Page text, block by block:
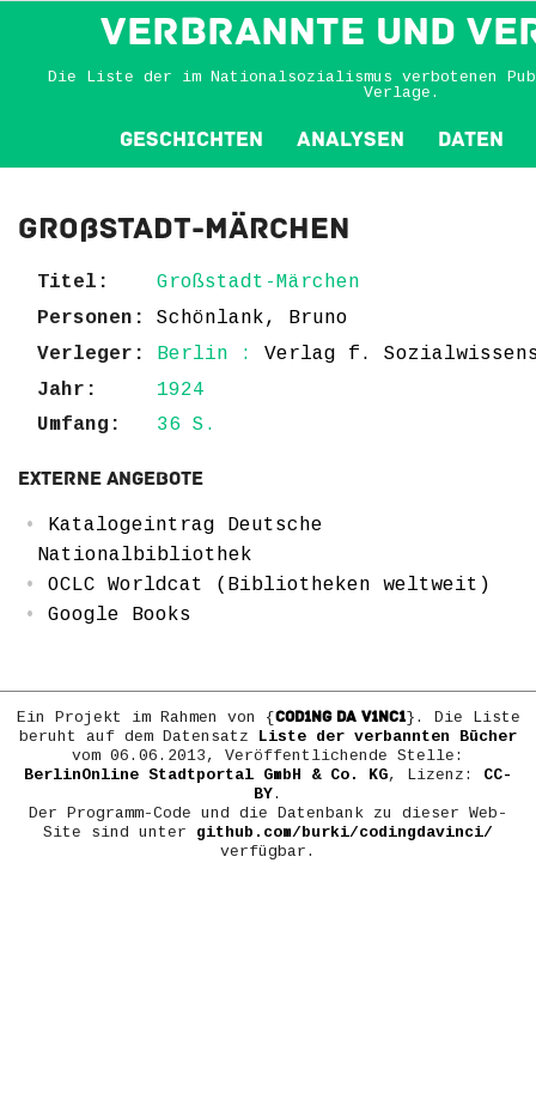
VERBRANNTE und
Die Liste der im Nationalsozialismus verbotenen
Verlage.
Geschichten Analysen Daten
Großstadt-Märchen
Titel:
Großstadt-Märchen
Personen:
Schönlank, Bruno
Verleger:
Berlin : Verlag f.
Jahr:
1924
Umfang:
36 S.
Externe Angebote
Katalogeintrag Deutsche
Nationalbibliothek
OCLC Worldcat (Bibliotheken weltweit)
Google Books
Ein Projekt im Rahmen von {COD1NG DA V1NC1}. Die Liste
beruht auf dem Datensatz Liste der verbannten Bücher
vom 06.06.2013, Veröffentlichende Stelle:
BerlinOnline Stadtportal GmbH & Co. KG, Lizenz: CC-
BY.
Der Programm-Code und die Datenbank zu dieser Web-
Site sind unter github.com/burki/codingdavinci/
verfügbar.